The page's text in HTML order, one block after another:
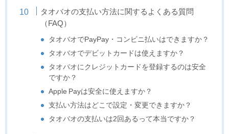
タオバオの支払い方法に関するよくある質問
（FAQ）
タオバオでPayPay・コンビニ払いはできますか？
タオバオでデビットカードは使えますか？
タオバオにクレジットカードを登録するのは安全
ですか？
Apple Payは安全に使えますか？
支払い方法はどこで設定・変更できますか？
タオバオの支払いは2回あるって本当ですか？